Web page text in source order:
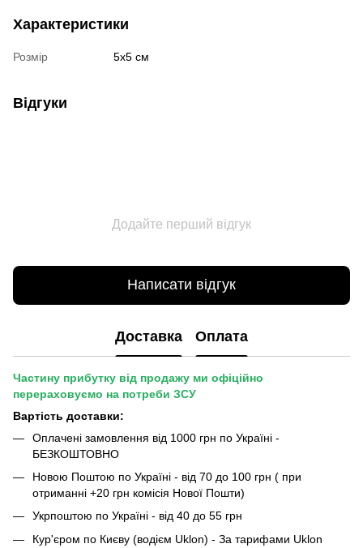
Характеристики
Розмір 5х5 см
Відгуки
Додайте перший відгук
Написати відгук
Доставка Оплата
Частину прибутку від продажу ми офіційно
перераховуємо на потреби ЗСУ
Вартість доставки:
Оплачені замовлення від 1000 грн по Україні -
БЕЗКОШТОВНО
Новою Поштою по Україні - від 70 до 100 грн ( при
отриманні +20 грн комісія Нової Пошти)
Укрпоштою по Україні - від 40 до 55 грн
Кур'єром по Києву (водієм Uklon) - За тарифами Uklon